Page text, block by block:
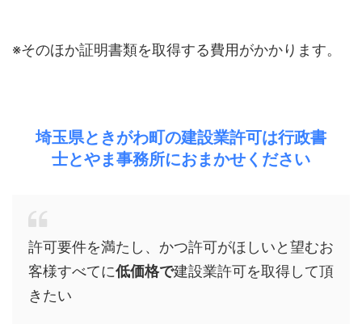
※そのほか証明書類を取得する費用がかかります。
埼玉県ときがわ町の建設業許可は行政書
士とやま事務所におまかせください
許可要件を満たし、かつ許可がほしいと望むお
客様すべてに低価格で建設業許可を取得して頂
きたい